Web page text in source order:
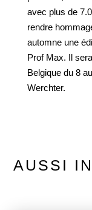
avec plus de
rendre
automne une
Prof Max. Il
Belgique du 8
Werchter.
AUSSI